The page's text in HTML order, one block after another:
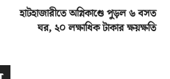
হাটহাজারীতে অগ্নিকাণ্ডে পুড়ল ৬ বসত
ঘর, ২০ লক্ষাধিক টাকার ক্ষয়ক্ষতি